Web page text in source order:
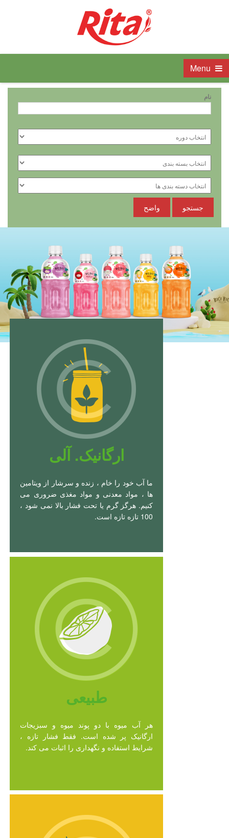
نام
جستجو واضح
ارگانیک. آلی
ما آب خود را خام ، زنده و سرشار از ویتامین
ها ، مواد معدنی و مواد مغذی ضروری می
کنیم. هرگز گرم یا تحت فشار بالا نمی شود ،
100 تازه تازه است.
طبیعی
هر آب میوه با دو پوند میوه و سبزیجات
ارگانیک پر شده است. فقط فشار تازه ،
شرایط استفاده و نگهداری را اثبات می کند.